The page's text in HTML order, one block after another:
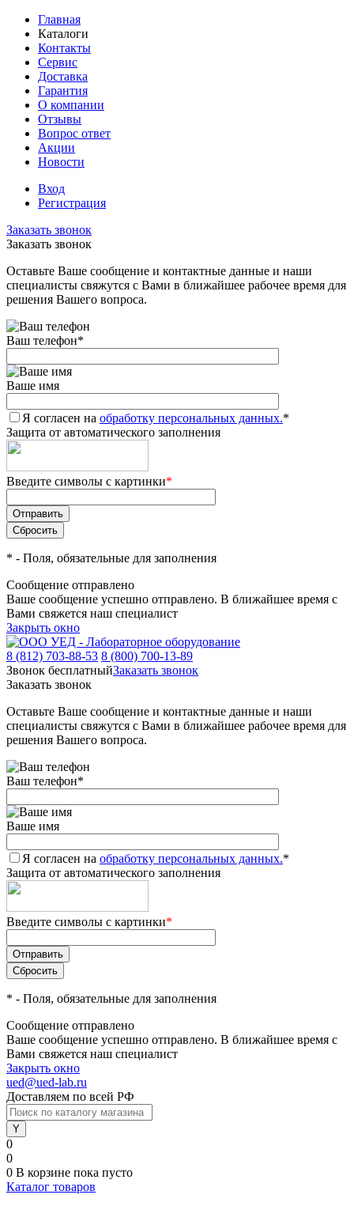
Главная
Каталоги
Контакты
Сервис
Доставка
Гарантия
О компании
Отзывы
Вопрос ответ
Акции
Новости
Вход
Регистрация
Заказать звонок
Заказать звонок
Оставьте Ваше сообщение и контактные данные и наши
специалисты свяжутся с Вами в ближайшее рабочее время для
решения Вашего вопроса.
Ваш телефон*
Ваше имя
Я согласен на обработку персональных данных.*
Защита от автоматического заполнения
Введите символы с картинки*
* - Поля, обязательные для заполнения
Сообщение отправлено
Ваше сообщение успешно отправлено. В ближайшее время с
Вами свяжется наш специалист
Закрыть окно
8 (812) 703-88-53 8 (800) 700-13-89
Звонок бесплатныйЗаказать звонок
Заказать звонок
Оставьте Ваше сообщение и контактные данные и наши
специалисты свяжутся с Вами в ближайшее рабочее время для
решения Вашего вопроса.
Ваш телефон*
Ваше имя
Я согласен на обработку персональных данных.*
Защита от автоматического заполнения
Введите символы с картинки*
* - Поля, обязательные для заполнения
Сообщение отправлено
Ваше сообщение успешно отправлено. В ближайшее время с
Вами свяжется наш специалист
Закрыть окно
ued@ued-lab.ru
Доставляем по всей РФ
0
0
0 В корзине пока пусто
Каталог товаров